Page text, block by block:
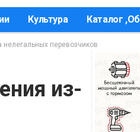
Культура Каталог
нелегальных перевозчиков
из-